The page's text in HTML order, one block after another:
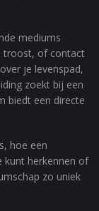
mediums
troost, of contact
je levenspad,
zoekt bij een
biedt een directe
hoe een
kunt herkennen of
zo uniek